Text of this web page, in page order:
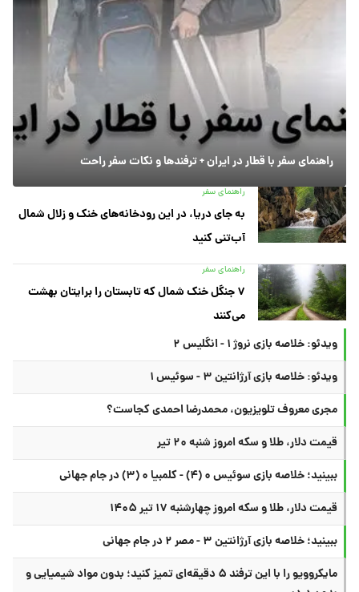
راهنمای سفر با قطار در ایران + ترفندها و نکات سفر راحت
راهنمای سفر
به جای دریا، در این رودخانه‌های خنک و زلال شمال
آب‌تنی کنید
راهنمای سفر
۷ جنگل خنک شمال که تابستان را برایتان بهشت
می‌کنند
ویدئو: خلاصه بازی نروژ ۱ - انگلیس ۲
ویدئو: خلاصه بازی آرژانتین ۳ - سوئیس ۱
مجری معروف تلویزیون، محمدرضا احمدی کجاست؟
قیمت دلار، طلا و سکه امروز شنبه ۲۰ تیر
ببینید؛ خلاصه بازی سوئیس ۰ (۴) - کلمبیا ۰ (۳) در جام جهانی
قیمت دلار، طلا و سکه امروز چهارشنبه ۱۷ تیر ۱۴۰۵
ببینید؛ خلاصه بازی آرژانتین ۳ - مصر ۲ در جام جهانی
مایکروویو را با این ترفند ۵ دقیقه‌ای تمیز کنید؛ بدون مواد شیمیایی و